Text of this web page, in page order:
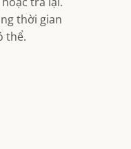
thời gian
thể.